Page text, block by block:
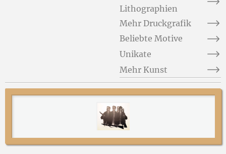
Lithographien
Mehr Druckgrafik
Beliebte Motive
Unikate
Mehr Kunst